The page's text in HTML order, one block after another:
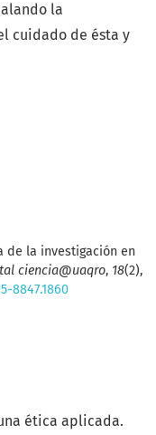
de la investigación en
ciencia@uaqro, 18(2),
8847.1860
la
cuidado de ésta y
ética aplicada.